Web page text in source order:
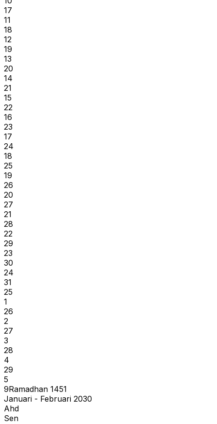
17
11
18
12
19
13
20
14
21
15
22
16
23
17
24
18
25
19
26
20
27
21
28
22
29
23
30
24
31
25
1
26
2
27
3
28
4
29
5
9Ramadhan 1451
Januari - Februari 2030
Ahd
Sen